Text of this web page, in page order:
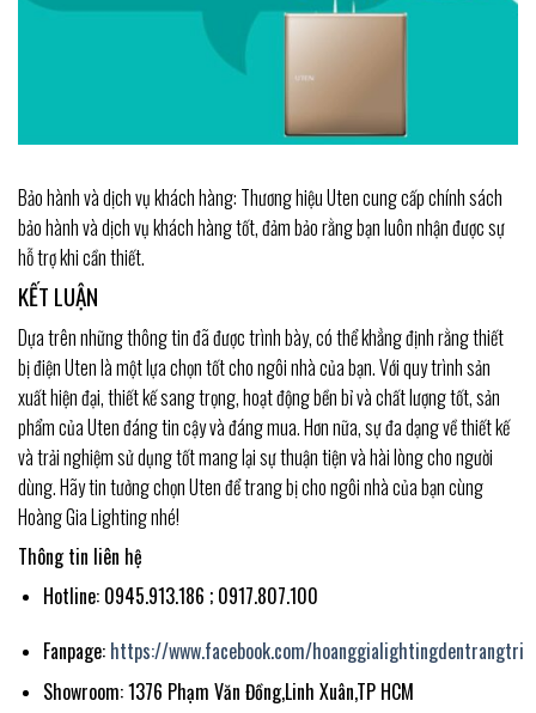
Bảo hành và dịch vụ khách hàng: Thương hiệu Uten cung cấp chính sách
bảo hành và dịch vụ khách hàng tốt, đảm bảo rằng bạn luôn nhận được sự
hỗ trợ khi cần thiết.
KẾT LUẬN
Dựa trên những thông tin đã được trình bày, có thể khẳng định rằng thiết
bị điện Uten là một lựa chọn tốt cho ngôi nhà của bạn. Với quy trình sản
xuất hiện đại, thiết kế sang trọng, hoạt động bền bỉ và chất lượng tốt, sản
phẩm của Uten đáng tin cậy và đáng mua. Hơn nữa, sự đa dạng về thiết kế
và trải nghiệm sử dụng tốt mang lại sự thuận tiện và hài lòng cho người
dùng. Hãy tin tưởng chọn Uten để trang bị cho ngôi nhà của bạn cùng
Hoàng Gia Lighting nhé!
Thông tin liên hệ
Hotline: 0945.913.186 ; 0917.807.100
Fanpage: https://www.facebook.com/hoanggialightingdentrangtri
Showroom: 1376 Phạm Văn Đồng,Linh Xuân,TP HCM